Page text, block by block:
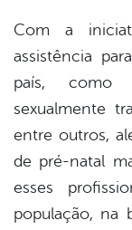
Com a
assistência
país, como
sexualmente
entre outros,
de pré-natal
esses
população, na